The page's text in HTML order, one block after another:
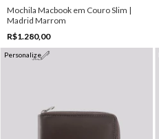
Mochila Macbook em Couro Slim |
Madrid Marrom
R$1.280,00
Personalize